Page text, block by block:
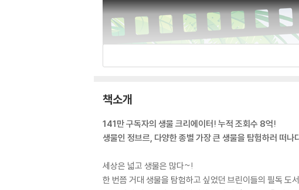
책소개
141만 구독자의 생물 크리에이터! 누적 조회수 8억!
생물인 정브르, 다양한 종별 가장 큰 생물을 탐험하러 떠나
세상은 넓고 생물은 많다~!
한 번쯤 거대 생물을 탐험하고 싶었던 브린이들의 필독 도